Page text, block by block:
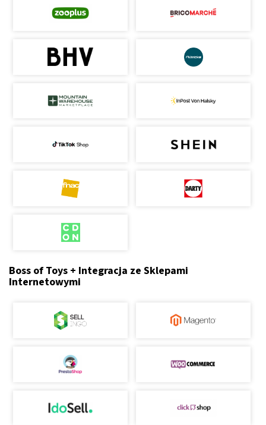
Boss of Toys + Integracja ze Sklepami
Internetowymi